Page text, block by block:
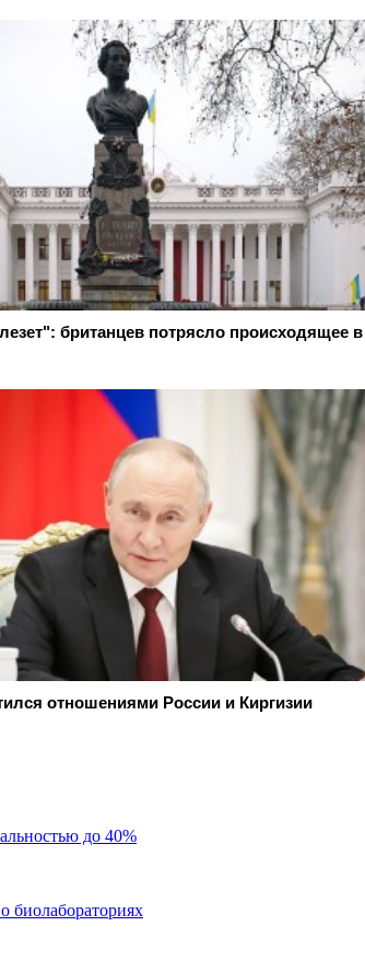
британцев потрясло происходящее в
отношениями России и Киргизии
до 40%
биолабораториях